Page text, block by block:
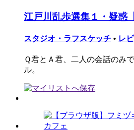
江戸川乱歩選集１・疑惑
スタジオ・ラフスケッチ • レ
Ｑ君とＡ君、二人の会話のみ
ル。